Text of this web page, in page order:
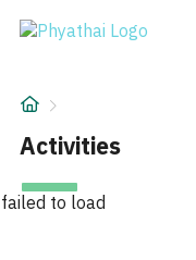
JA ไทย English
について
Activities
failed to load